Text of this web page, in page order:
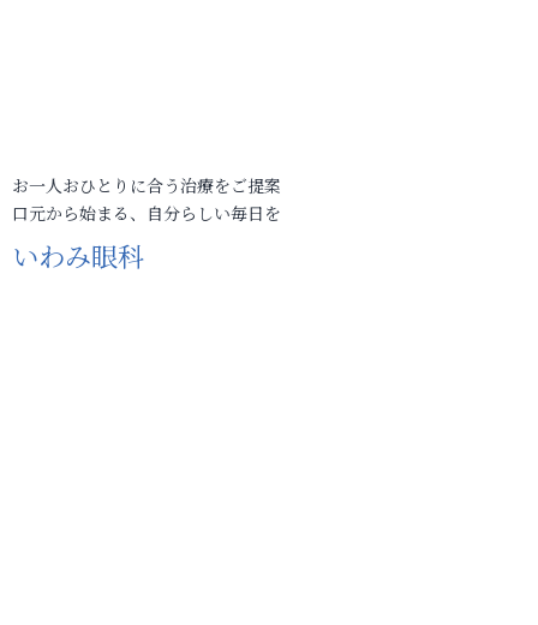
お一人おひとりに合う治療をご提案
口元から始まる、自分らしい毎日を
いわみ眼科